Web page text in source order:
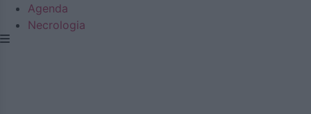
Agenda
Necrologia